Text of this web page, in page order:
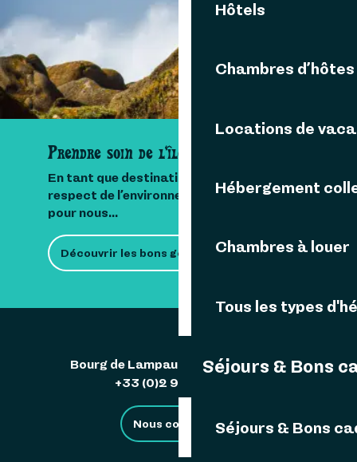
Hôtels
Chambres d’hôtes
Locations de
Hébergement
Chambres à louer
Tous les types
Séjours & Bons
Séjours & Bons
Prendre soin de l'île
En tant que destination insulaire, le
respect de l’environnement est important
pour nous...
Découvrir les bons gestes
Bourg de Lampaul 29242 Ouessant
+33 (0)2 98 48 85 83
Nous contacter